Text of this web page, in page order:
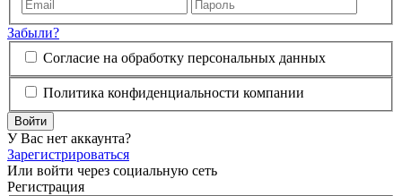
Забыли?
Согласие на обработку персональных данных
Политика конфиденциальности компании
Войти
У Вас нет аккаунта?
Зарегистрироваться
Или войти через социальную сеть
Регистрация